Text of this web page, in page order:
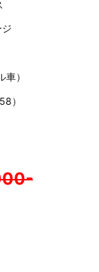
）
）